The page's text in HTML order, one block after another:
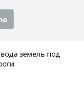
земель под